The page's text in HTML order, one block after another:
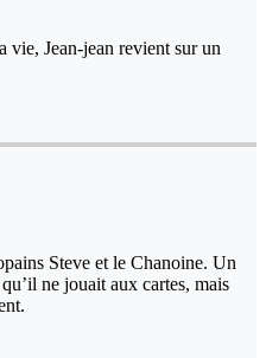
vie, Jean-jean revient sur un
Steve et le Chanoine. Un
ne jouait aux cartes, mais